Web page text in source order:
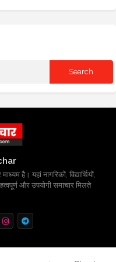
है। यहां नागरिकों, विद्यार्थियों,
और उपयोगी समाचार मिलते